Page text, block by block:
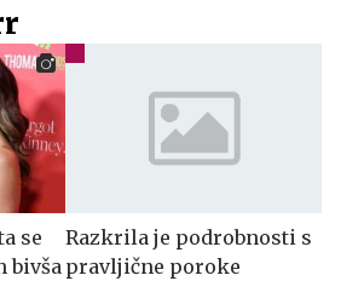
se
bivša
Razkrila je podrobnosti s
pravljične poroke